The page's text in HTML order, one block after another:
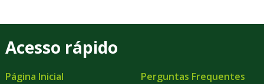
Acesso rápido
Página Inicial
Perguntas Frequentes